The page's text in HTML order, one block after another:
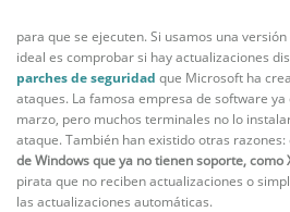
para que se ejecuten. Si usamos una
ideal es comprobar si hay actualizaciones
parches de seguridad que Microsoft ha
ataques. La famosa empresa de software
marzo, pero muchos terminales no lo
ataque. También han existido otras razones:
de Windows que ya no tienen soporte, como
pirata que no reciben actualizaciones o
las actualizaciones automáticas.